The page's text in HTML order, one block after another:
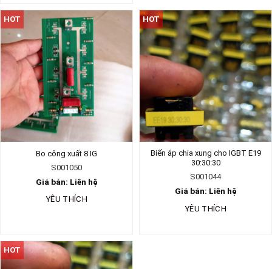
HOT
Bo công xuất 8 IG
S001050
Giá bán: Liên hệ
YÊU THÍCH
HOT
Biến áp chia xung cho IGBT E19
30:30:30
S001044
Giá bán: Liên hệ
YÊU THÍCH
HOT